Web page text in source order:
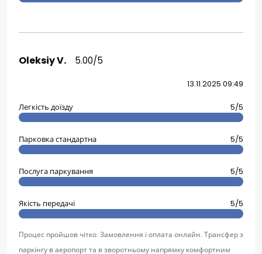
Oleksiy V. 5.00/5
13.11.2025 09:49
Легкість доїзду 5/5
Парковка стандартна 5/5
Послуга паркування 5/5
Якість передачі 5/5
Процес пройшов чітко. Замовлення і оплата онлайн. Трансфер з
паркінгу в аеропорт та в зворотньому напрямку комфортним